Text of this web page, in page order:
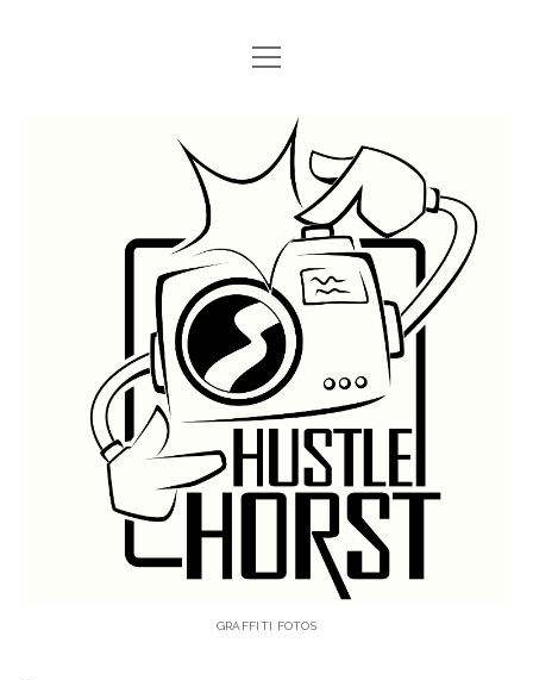
STARTSEITE
BERLIN GRAFFITI
Menü
öffnen
BERLIN BOMBINGS
BERLIN SUBWAY
BERLIN S-BAHN
TRAINS
LEGAL WALLS
HOTTER FRAGT…
ROSTOCK
REGIO
GÜTER
ATHENS GRAFFITI Menü
öffnen
ATHENS TRAINS
KAUGUMMIAUTOMATEN
TAGS
Menü
öffnen
Hustlehorst
GRAFFITI FOTOS